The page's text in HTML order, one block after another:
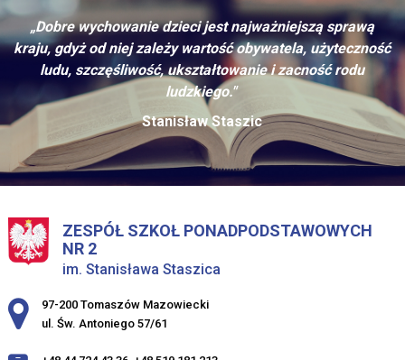
„Dobre wychowanie dzieci jest najważniejszą sprawą
kraju, gdyż od niej zależy wartość obywatela, użyteczność
ludu, szczęśliwość, ukształtowanie i zacność rodu
ludzkiego."
Stanisław Staszic
ZESPÓŁ SZKOŁ PONADPODSTAWOWYCH
NR 2
im. Stanisława Staszica
Adres pocztowy:
97-200 Tomaszów Mazowiecki
ul. Św. Antoniego 57/61